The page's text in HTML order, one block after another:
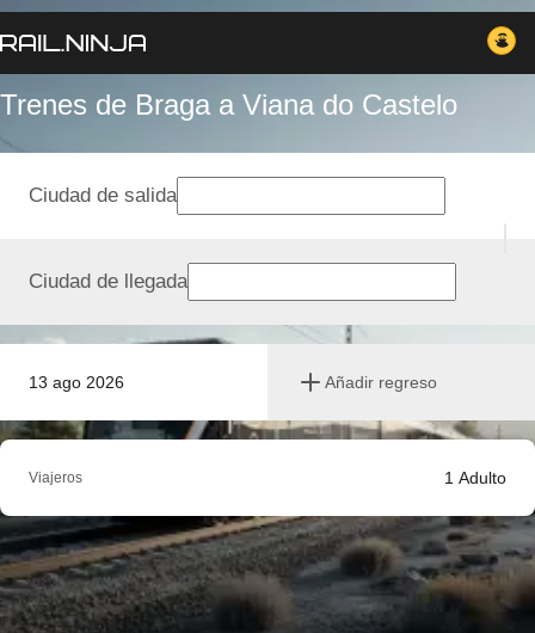
Trenes de Braga a Viana do Castelo
13 ago 2026 Añadir regreso
Ciudad de salida
Ciudad de llegada
Viajeros 1 Adulto